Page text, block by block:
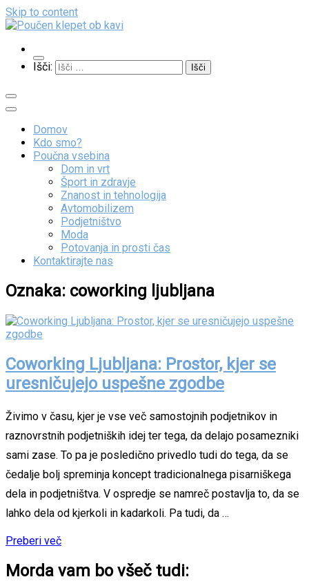
Skip to content
Poučen klepet ob kavi
Veliko zanimivih vsebin
Išči:
Domov
Kdo smo?
Poučna vsebina
Dom in vrt
Šport in zdravje
Znanost in tehnologija
Avtomobilizem
Podjetništvo
Moda
Potovanja in prosti čas
Kontaktirajte nas
Oznaka: coworking ljubljana
Coworking Ljubljana: Prostor, kjer se
uresničujejo uspešne zgodbe
Živimo v času, kjer je vse več samostojnih podjetnikov in
raznovrstnih podjetniških idej ter tega, da delajo posamezniki
sami zase. To pa je posledično privedlo tudi do tega, da se
čedalje bolj spreminja koncept tradicionalnega pisarniškega
dela in podjetništva. V ospredje se namreč postavlja to, da se
lahko dela od kjerkoli in kadarkoli. Pa tudi, da …
Preberi več
Morda vam bo všeč tudi: